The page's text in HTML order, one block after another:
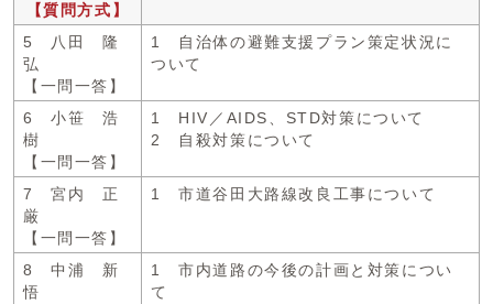
【質問方式】
5 八田 隆
弘
【一問一答】
1 自治体の避難支援プラン策定状況に
ついて
6 小笹 浩
樹
【一問一答】
1 HIV／AIDS、STD対策について
2 自殺対策について
7 宮内 正
厳
【一問一答】
1 市道谷田大路線改良工事について
8 中浦 新
悟
1 市内道路の今後の計画と対策につい
て